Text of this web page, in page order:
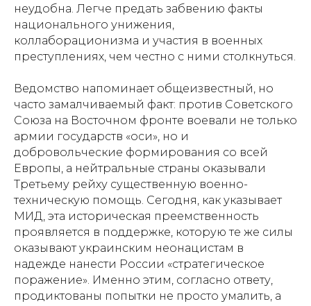
неудобна. Легче предать забвению факты
национального унижения,
коллаборационизма и участия в военных
преступлениях, чем честно с ними столкнуться.
Ведомство напоминает общеизвестный, но
часто замалчиваемый факт: против Советского
Союза на Восточном фронте воевали не только
армии государств «оси», но и
добровольческие формирования со всей
Европы, а нейтральные страны оказывали
Третьему рейху существенную военно-
техническую помощь. Сегодня, как указывает
МИД, эта историческая преемственность
проявляется в поддержке, которую те же силы
оказывают украинским неонацистам в
надежде нанести России «стратегическое
поражение». Именно этим, согласно ответу,
продиктованы попытки не просто умалить, а